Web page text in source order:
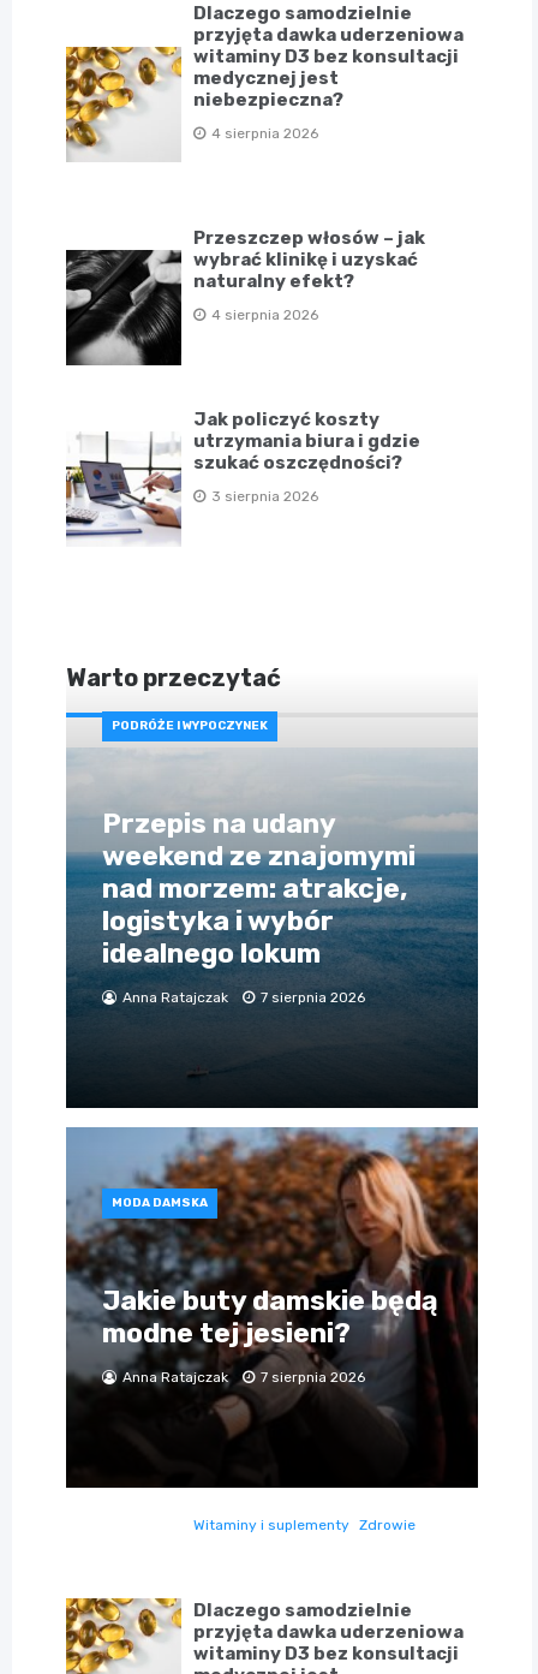
Dlaczego samodzielnie
przyjęta dawka uderzeniowa
witaminy D3 bez konsultacji
medycznej jest
niebezpieczna?
4 sierpnia 2026
Przeszczep włosów – jak
wybrać klinikę i uzyskać
naturalny efekt?
4 sierpnia 2026
Jak policzyć koszty
utrzymania biura i gdzie
szukać oszczędności?
3 sierpnia 2026
Warto przeczytać
PODRÓŻE I WYPOCZYNEK
Przepis na udany
weekend ze znajomymi
nad morzem: atrakcje,
logistyka i wybór
idealnego lokum
Anna Ratajczak 7 sierpnia 2026
MODA DAMSKA
Jakie buty damskie będą
modne tej jesieni?
Anna Ratajczak 7 sierpnia 2026
Witaminy i suplementy Zdrowie
Dlaczego samodzielnie
przyjęta dawka uderzeniowa
witaminy D3 bez konsultacji